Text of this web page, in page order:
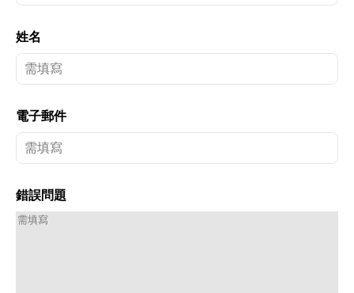
姓名
電子郵件
錯誤問題